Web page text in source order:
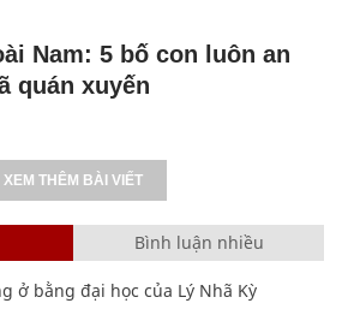
Nam: 5 bố con luôn an
quán xuyến
XEM THÊM BÀI VIẾT
Bình luận nhiều
ở bằng đại học của Lý Nhã Kỳ